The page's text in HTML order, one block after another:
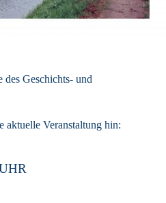
Geschichts- und
aktuelle Veranstaltung hin: